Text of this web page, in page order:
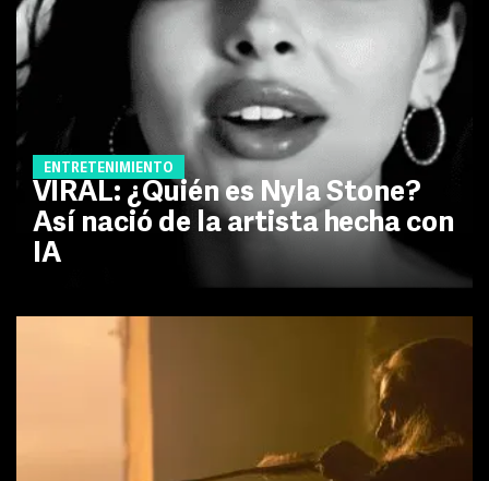
ENTRETENIMIENTO
VIRAL: ¿Quién es Nyla Stone?
Así nació de la artista hecha con
IA